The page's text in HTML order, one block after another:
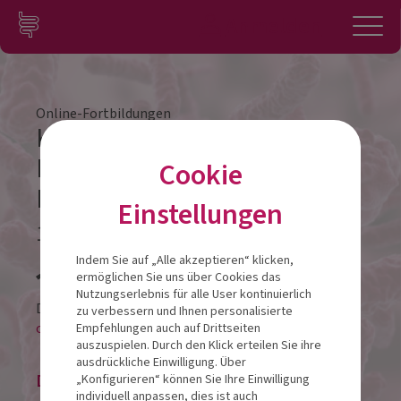
Zum Inhalt springen
Konto
Online-Fortbildungen
Keto, Intervallfasten & Co –
Beeinflussen Diäten unser
Mikrobiom?
16.05.2022
Diese Veranstaltung findet als
online-LIVESTREAM statt.
Die Veranstaltung ist beendet.
Cookie
Einstellungen
Indem Sie auf „Alle akzeptieren“ klicken,
ermöglichen Sie uns über Cookies das
Nutzungserlebnis für alle User kontinuierlich
zu verbessern und Ihnen personalisierte
Empfehlungen auch auf Drittseiten
auszuspielen. Durch den Klick erteilen Sie ihre
ausdrückliche Einwilligung. Über
„Konfigurieren“ können Sie Ihre Einwilligung
individuell anpassen, dies ist auch